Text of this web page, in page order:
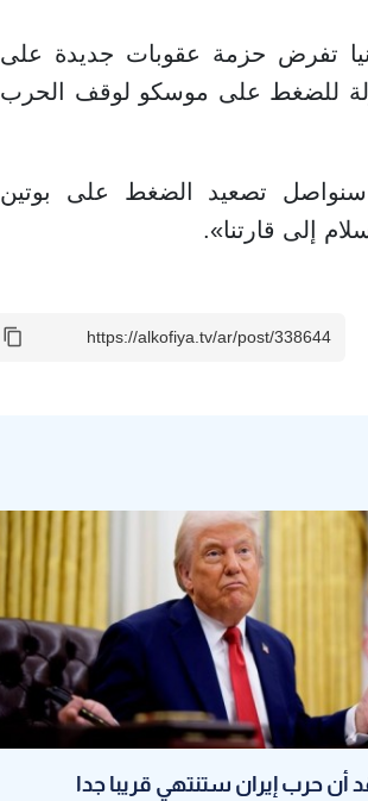
تفرض حزمة عقوبات جديدة على
للضغط على موسكو لوقف الحرب
سنواصل تصعيد الضغط على بوتين
إلى قارتنا».
أن حرب إيران ستنتهي قريبا جدا